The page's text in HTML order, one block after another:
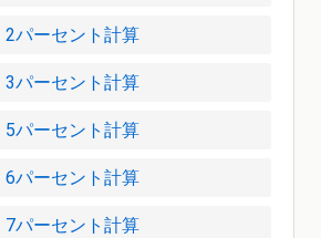
2パーセント計算
3パーセント計算
5パーセント計算
6パーセント計算
7パーセント計算